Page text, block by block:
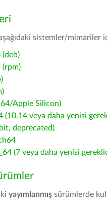
sistemler/mimariler
(deb)
(rpm)
Apple Silicon)
(10.14 veya daha yenisi
deprecated)
(7 veya daha yenisi
yayımlanmış sürümlerde